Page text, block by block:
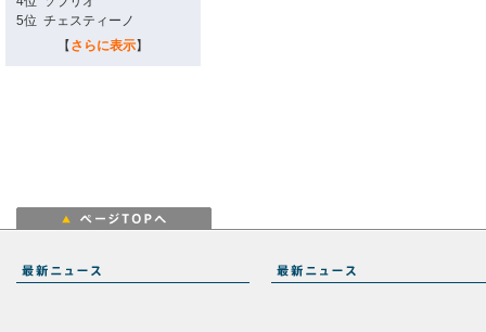
5位 チェスティーノ
【 さらに表示】